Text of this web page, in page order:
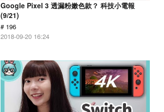
Google Pixel 3 透漏粉嫩色款？ 科技小電報
(9/21)
# 196
2018-09-20 16:24